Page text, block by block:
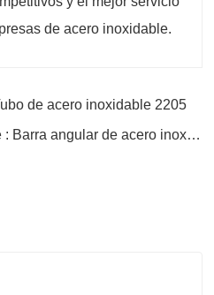
de acero inoxidable.
de acero inoxidable 2205
Siguiente entrada siguiente : Barra angular de acero inoxidable 316/316L